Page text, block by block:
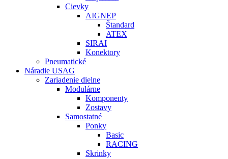
Cievky
AIGNEP
Štandard
ATEX
SIRAI
Konektory
Pneumatické
Náradie USAG
Zariadenie dielne
Modulárne
Komponenty
Zostavy
Samostatné
Ponky
Basic
RACING
Skrinky